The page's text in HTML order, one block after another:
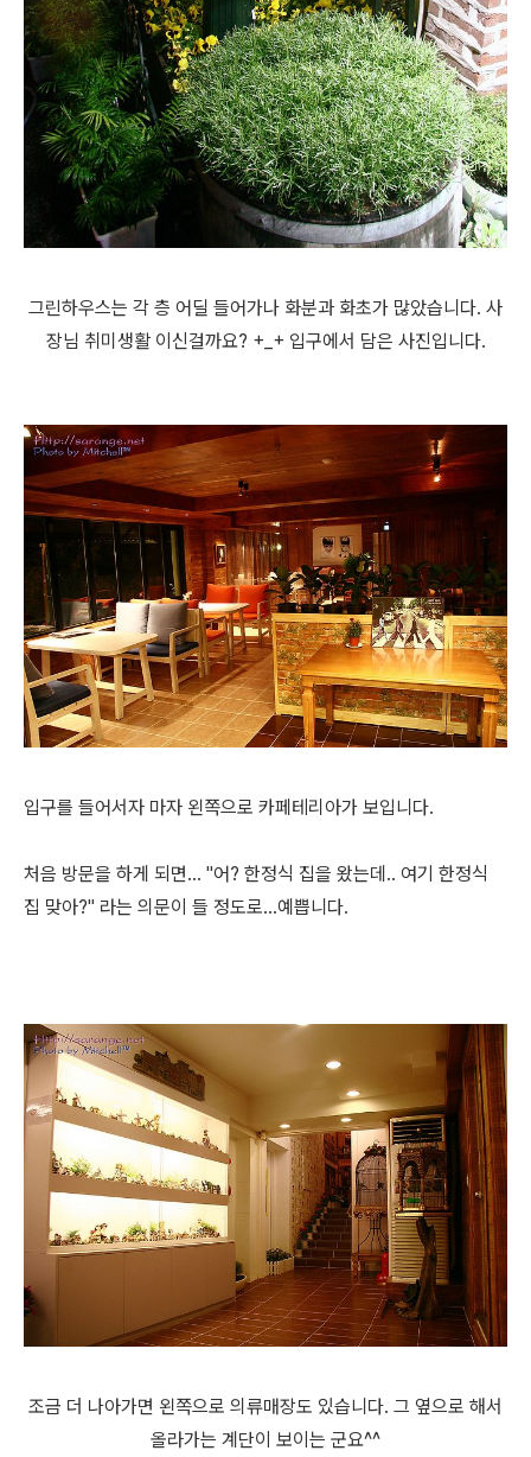
그린하우스는 각 층 어딜 들어가나 화분과 화초가 많았습니다. 사
장님 취미생활 이신걸까요? +_+ 입구에서 담은 사진입니다.
입구를 들어서자 마자 왼쪽으로 카페테리아가 보입니다.
처음 방문을 하게 되면... "어? 한정식 집을 왔는데.. 여기 한정식
집 맞아?" 라는 의문이 들 정도로...예쁩니다.
조금 더 나아가면 왼쪽으로 의류매장도 있습니다. 그 옆으로 해서
올라가는 계단이 보이는 군요^^